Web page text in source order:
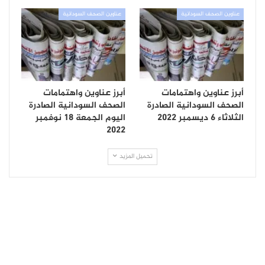
عناوين الصحف السودانية
أبرز عناوين واهتمامات
الصحف السودانية الصادرة
الثلاثاء 6 ديسمبر 2022
عناوين الصحف السودانية
أبرز عناوين واهتمامات
الصحف السودانية الصادرة
اليوم الجمعة 18 نوفمبر
2022
تحميل المزيد